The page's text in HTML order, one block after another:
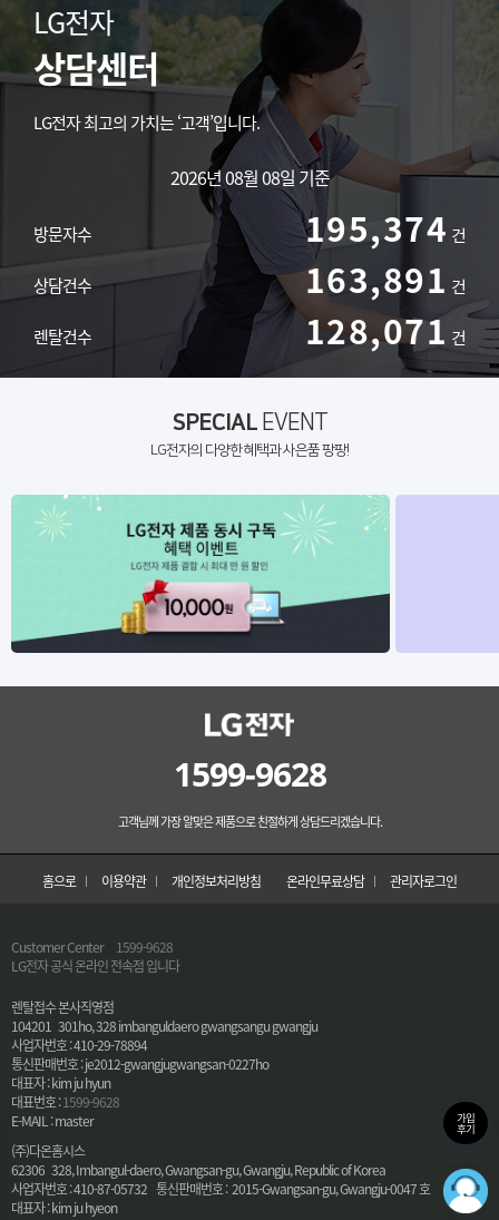
LG전자
상담센터
LG전자 최고의 가치는 ‘고객’입니다.
2026년 08월 08일 기준
방문자수 195,374 건
상담건수 163,891 건
렌탈건수 128,071건
SPECIALEVENT
LG전자의 다양한 혜택과 사은품 팡팡!
1599-9628
고객님께 가장 알맞은 제품으로 친절하게 상담드리겠습니다.
홈으로 이용약관 개인정보처리방침 온라인무료상담 관리자로그인
Customer Center
1599-9628
LG전자 공식 온라인 전속점 입니다
렌탈접수 본사직영점
104201 301ho, 328 imbanguldaero gwangsangu gwangju
사업자번호 : 410-29-78894
통신판매번호 : je2012-gwangjugwangsan-0227ho
대표자 : kim ju hyun
대표번호 :1599-9628
E-MAIL : master
(주)다온홈시스
62306 328, Imbangul-daero, Gwangsan-gu, Gwangju, Republic of Korea
사업자번호 : 410-87-05732 통신판매번호 : 2015-Gwangsan-gu, Gwangju-0047 호
대표자 : kim ju hyeon
가입
후기
365
최적